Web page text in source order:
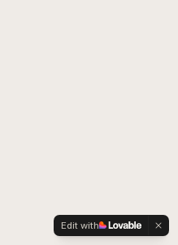
Edit with